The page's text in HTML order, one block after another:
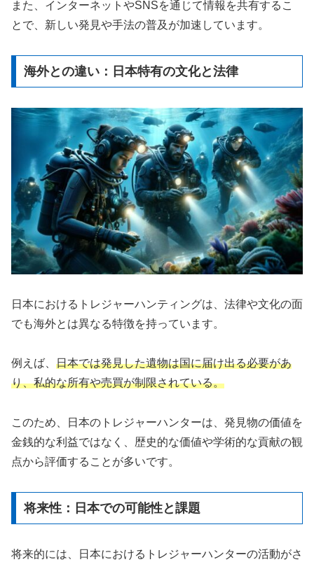
また、インターネットやSNSを通じて情報を共有するこ
とで、新しい発見や手法の普及が加速しています。
海外との違い：日本特有の文化と法律
日本におけるトレジャーハンティングは、法律や文化の面
でも海外とは異なる特徴を持っています。
例えば、 日本では発見した遺物は国に届け出る必要があ
り、私的な所有や売買が制限されている。
このため、日本のトレジャーハンターは、発見物の価値を
金銭的な利益ではなく、歴史的な価値や学術的な貢献の観
点から評価することが多いです。
将来性：日本での可能性と課題
将来的には、日本におけるトレジャーハンターの活動がさ